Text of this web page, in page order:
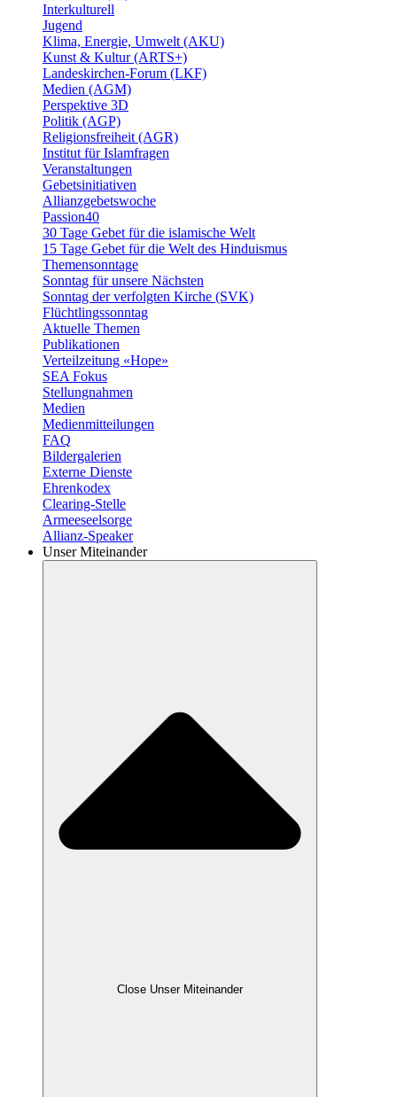
Interkulturell
Jugend
Klima, Energie, Umwelt (AKU)
Kunst & Kultur (ARTS+)
Landeskirchen-Forum (LKF)
Medien (AGM)
Perspektive 3D
Politik (AGP)
Religionsfreiheit (AGR)
Institut für Islamfragen
Veranstaltungen
Gebetsinitiativen
Allianzgebetswoche
Passion40
30 Tage Gebet für die islamische Welt
15 Tage Gebet für die Welt des Hinduismus
Themensonntage
Sonntag für unsere Nächsten
Sonntag der verfolgten Kirche (SVK)
Flüchtlingssonntag
Aktuelle Themen
Publikationen
Verteilzeitung «Hope»
SEA Fokus
Stellungnahmen
Medien
Medienmitteilungen
FAQ
Bildergalerien
Externe Dienste
Ehrenkodex
Clearing-Stelle
Armeeseelsorge
Allianz-Speaker
Unser Miteinander
Close Unser Miteinander